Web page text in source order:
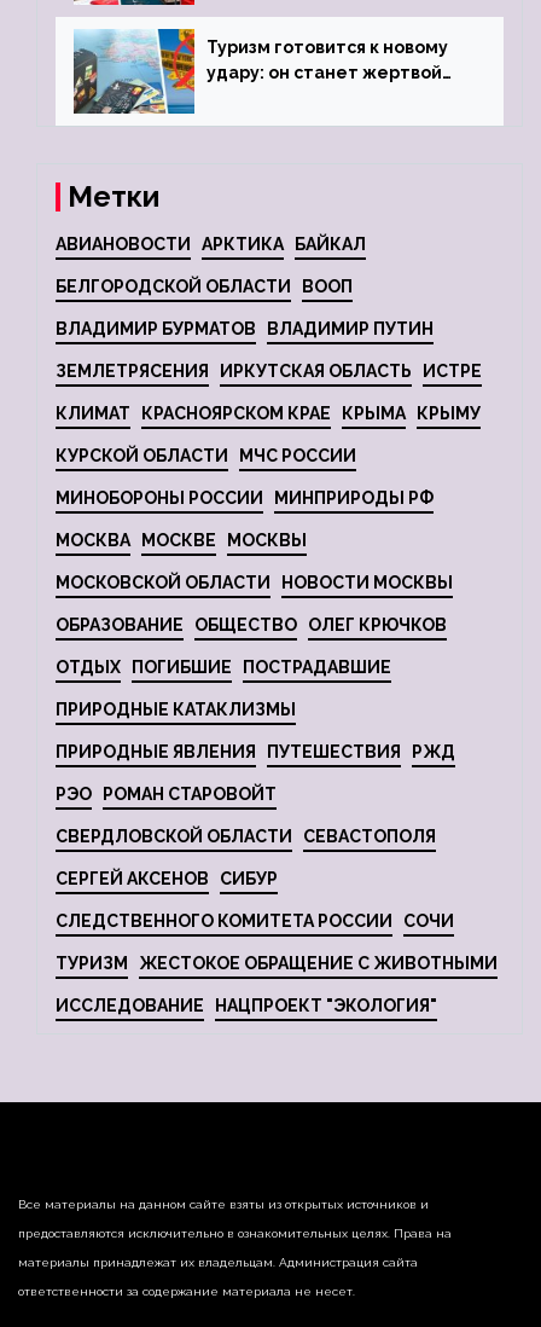
Туризм готовится к новому
удару: он станет жертвой
Метки
АВИАНОВОСТИ АРКТИКА БАЙКАЛ
БЕЛГОРОДСКОЙ ОБЛАСТИ ВООП
ВЛАДИМИР БУРМАТОВ ВЛАДИМИР ПУТИН
ЗЕМЛЕТРЯСЕНИЯ ИРКУТСКАЯ ОБЛАСТЬ ИСТРЕ
КЛИМАТ КРАСНОЯРСКОМ КРАЕ КРЫМА КРЫМУ
КУРСКОЙ ОБЛАСТИ МЧС РОССИИ
МИНОБОРОНЫ РОССИИ МИНПРИРОДЫ РФ
МОСКВА МОСКВЕ МОСКВЫ
МОСКОВСКОЙ ОБЛАСТИ НОВОСТИ МОСКВЫ
ОБРАЗОВАНИЕ ОБЩЕСТВО ОЛЕГ КРЮЧКОВ
ОТДЫХ ПОГИБШИЕ ПОСТРАДАВШИЕ
ПРИРОДНЫЕ КАТАКЛИЗМЫ
ПРИРОДНЫЕ ЯВЛЕНИЯ ПУТЕШЕСТВИЯ РЖД
РЭО РОМАН СТАРОВОЙТ
СВЕРДЛОВСКОЙ ОБЛАСТИ СЕВАСТОПОЛЯ
СЕРГЕЙ АКСЕНОВ СИБУР
СЛЕДСТВЕННОГО КОМИТЕТА РОССИИ СОЧИ
ТУРИЗМ ЖЕСТОКОЕ ОБРАЩЕНИЕ С ЖИВОТНЫМИ
ИССЛЕДОВАНИЕ НАЦПРОЕКТ "ЭКОЛОГИЯ"
Все материалы на данном сайте взяты из открытых источников и
предоставляются исключительно в ознакомительных целях. Права на
материалы принадлежат их владельцам. Администрация сайта
ответственности за содержание материала не несет.